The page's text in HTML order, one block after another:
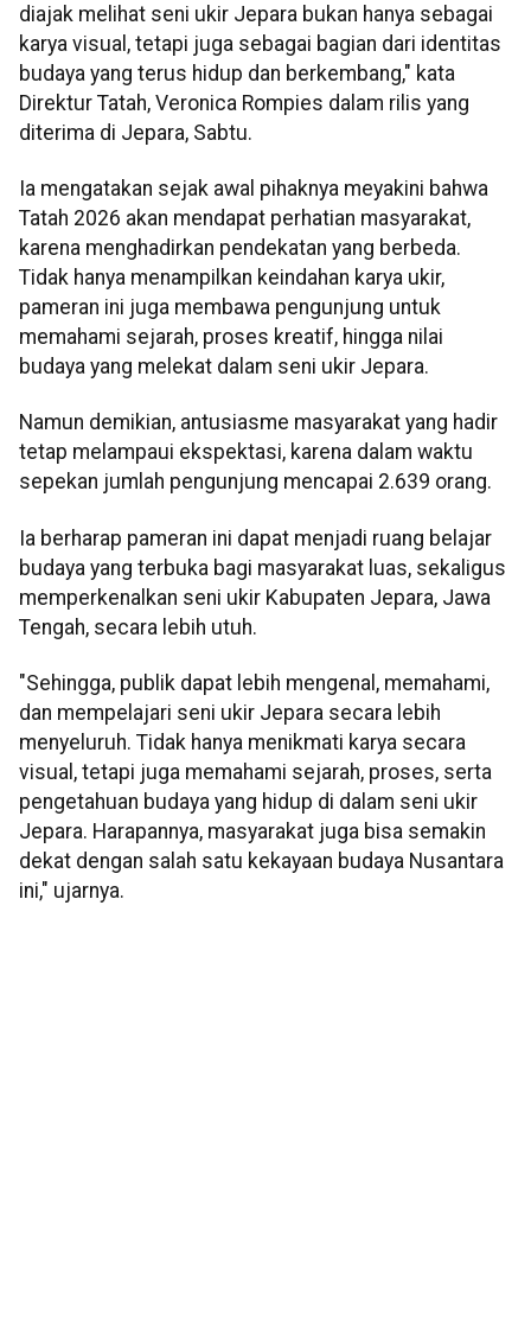
diajak melihat seni ukir Jepara bukan hanya sebagai
karya visual, tetapi juga sebagai bagian dari identitas
budaya yang terus hidup dan berkembang," kata
Direktur Tatah, Veronica Rompies dalam rilis yang
diterima di Jepara, Sabtu.
Ia mengatakan sejak awal pihaknya meyakini bahwa
Tatah 2026 akan mendapat perhatian masyarakat,
karena menghadirkan pendekatan yang berbeda.
Tidak hanya menampilkan keindahan karya ukir,
pameran ini juga membawa pengunjung untuk
memahami sejarah, proses kreatif, hingga nilai
budaya yang melekat dalam seni ukir Jepara.
Namun demikian, antusiasme masyarakat yang hadir
tetap melampaui ekspektasi, karena dalam waktu
sepekan jumlah pengunjung mencapai 2.639 orang.
Ia berharap pameran ini dapat menjadi ruang belajar
budaya yang terbuka bagi masyarakat luas, sekaligus
memperkenalkan seni ukir Kabupaten Jepara, Jawa
Tengah, secara lebih utuh.
"Sehingga, publik dapat lebih mengenal, memahami,
dan mempelajari seni ukir Jepara secara lebih
menyeluruh. Tidak hanya menikmati karya secara
visual, tetapi juga memahami sejarah, proses, serta
pengetahuan budaya yang hidup di dalam seni ukir
Jepara. Harapannya, masyarakat juga bisa semakin
dekat dengan salah satu kekayaan budaya Nusantara
ini," ujarnya.